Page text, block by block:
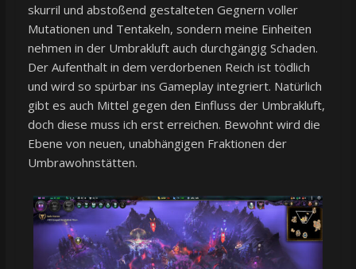
skurril und abstoßend gestalteten Gegnern voller
Mutationen und Tentakeln, sondern meine Einheiten
nehmen in der Umbrakluft auch durchgängig Schaden.
Der Aufenthalt in dem verdorbenen Reich ist tödlich
und wird so spürbar ins Gameplay integriert. Natürlich
gibt es auch Mittel gegen den Einfluss der Umbrakluft,
doch diese muss ich erst erreichen. Bewohnt wird die
Ebene von neuen, unabhängigen Fraktionen der
Umbrawohnstätten.